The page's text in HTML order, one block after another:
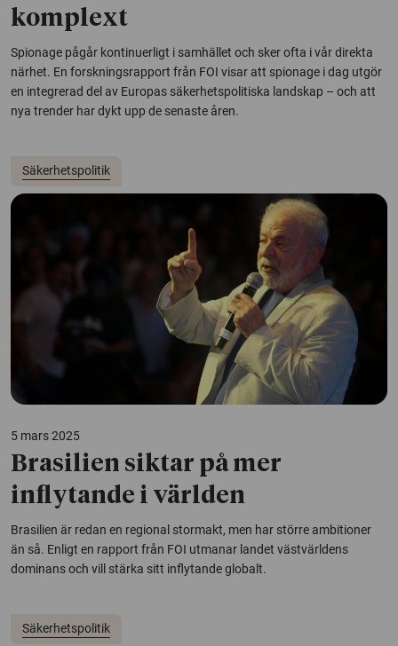
komplext
Spionage pågår kontinuerligt i samhället och sker ofta i vår direkta
närhet. En forskningsrapport från FOI visar att spionage i dag utgör
en integrerad del av Europas säkerhetspolitiska landskap – och att
nya trender har dykt upp de senaste åren.
Säkerhetspolitik
5 mars 2025
Brasilien siktar på mer
inflytande i världen
Brasilien är redan en regional stormakt, men har större ambitioner
än så. Enligt en rapport från FOI utmanar landet västvärldens
dominans och vill stärka sitt inflytande globalt.
Säkerhetspolitik